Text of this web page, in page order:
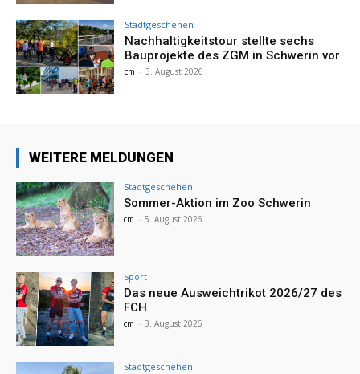
Stadtgeschehen
Nachhaltigkeitstour stellte sechs
Bauprojekte des ZGM in Schwerin vor
cm - 3. August 2026
WEITERE MELDUNGEN
Stadtgeschehen
Sommer-Aktion im Zoo Schwerin
cm - 5. August 2026
Sport
Das neue Ausweichtrikot 2026/27 des
FCH
cm - 3. August 2026
Stadtgeschehen